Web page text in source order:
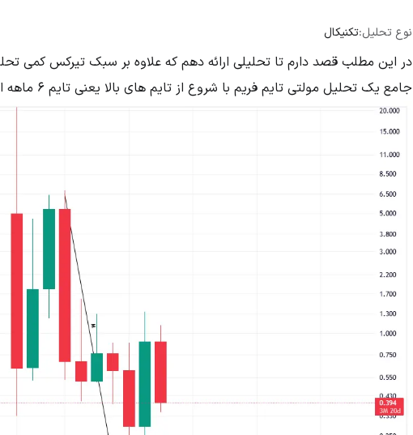
نوع تحلیل:تکنیکال
در این مطلب قصد دارم تا تحلیلی ارائه دهم که علاوه بر سبک تیرکس کمی
جامع یک تحلیل مولتی تایم فریم با شروع از تایم های بالا یعنی تایم 6 ماهه است.